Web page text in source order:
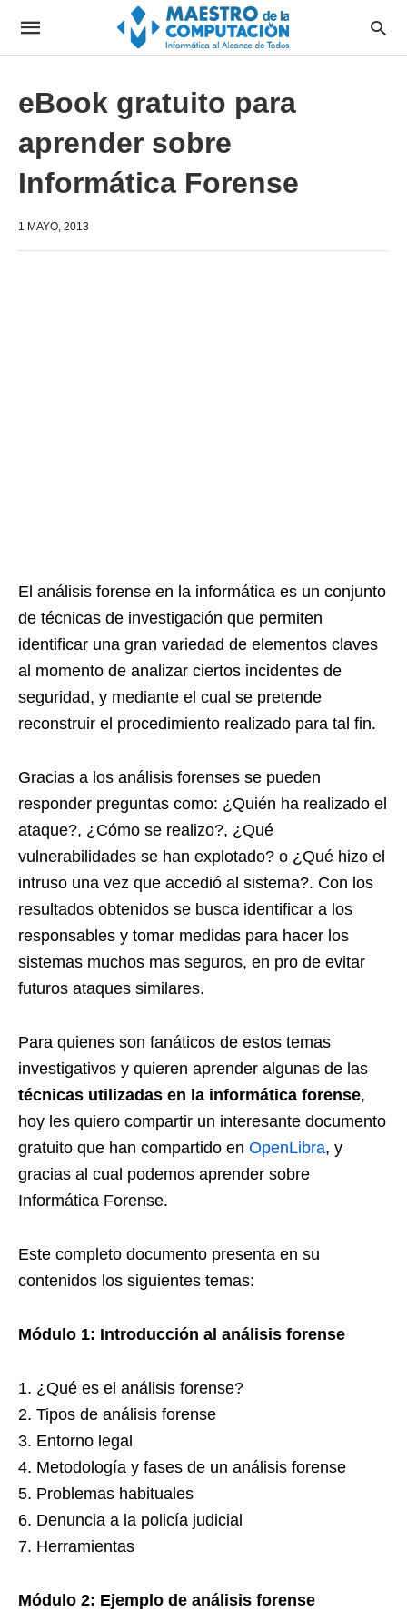
eBook gratuito para
aprender sobre
Informática Forense
1 MAYO, 2013
El análisis forense en la informática es un conjunto
de técnicas de investigación que permiten
identificar una gran variedad de elementos claves
al momento de analizar ciertos incidentes de
seguridad, y mediante el cual se pretende
reconstruir el procedimiento realizado para tal fin.
Gracias a los análisis forenses se pueden
responder preguntas como: ¿Quién ha realizado el
ataque?, ¿Cómo se realizo?, ¿Qué
vulnerabilidades se han explotado? o ¿Qué hizo el
intruso una vez que accedió al sistema?. Con los
resultados obtenidos se busca identificar a los
responsables y tomar medidas para hacer los
sistemas muchos mas seguros, en pro de evitar
futuros ataques similares.
Para quienes son fanáticos de estos temas
investigativos y quieren aprender algunas de las
técnicas utilizadas en la informática forense,
hoy les quiero compartir un interesante documento
gratuito que han compartido en OpenLibra, y
gracias al cual podemos aprender sobre
Informática Forense.
Este completo documento presenta en su
contenidos los siguientes temas:
Módulo 1: Introducción al análisis forense
1. ¿Qué es el análisis forense?
2. Tipos de análisis forense
3. Entorno legal
4. Metodología y fases de un análisis forense
5. Problemas habituales
6. Denuncia a la policía judicial
7. Herramientas
Módulo 2: Ejemplo de análisis forense